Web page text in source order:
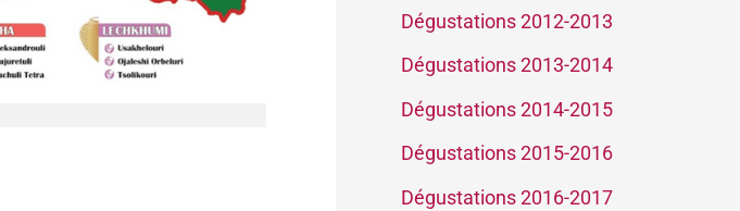
Dégustations 2012-2013
Dégustations 2013-2014
Dégustations 2014-2015
Dégustations 2015-2016
Dégustations 2016-2017